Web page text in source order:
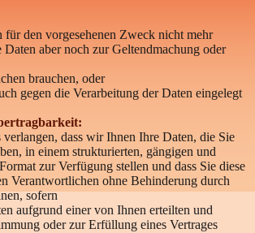
den vorgesehenen Zweck nicht mehr
Daten aber noch zur Geltendmachung oder
brauchen, oder
gegen die Verarbeitung der Daten eingelegt
verlangen, dass wir Ihnen Ihre Daten, die Sie
in einem strukturierten, gängigen und
zur Verfügung stellen und dass Sie diese
Verantwortlichen ohne Behinderung durch
sofern
einer von Ihnen erteilten und
oder zur Erfüllung eines Vertrages